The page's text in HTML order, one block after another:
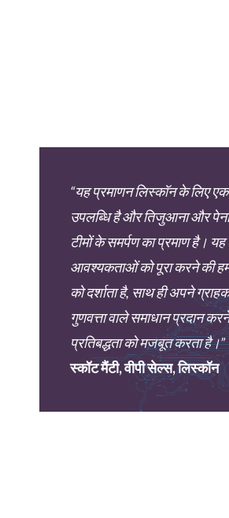
“यह प्रमाणन लिस्कॉन के लिए
उपलब्धि है और तिजुआना और
टीमों के समर्पण का प्रमाण है। यह
आवश्यकताओं को पूरा करने की
को दर्शाता है, साथ ही अपने
गुणवत्ता वाले समाधान प्रदान
प्रतिबद्धता को मजबूत करता है।”
स्कॉट मैंटी, वीपी सेल्स, लिस्कॉन